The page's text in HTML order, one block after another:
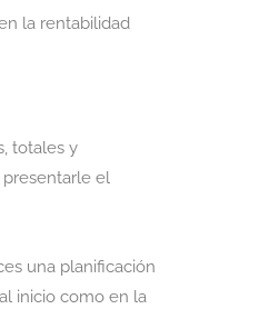
la rentabilidad
totales y
presentarle el
una planificación
inicio como en la